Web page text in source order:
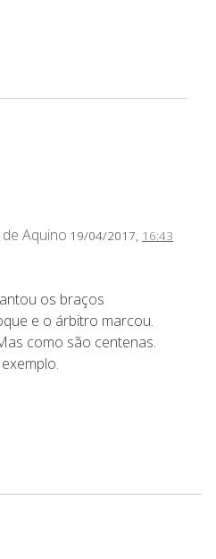
Aquino 19/04/2017, 16:43
os braços
e o árbitro marcou.
como são centenas.